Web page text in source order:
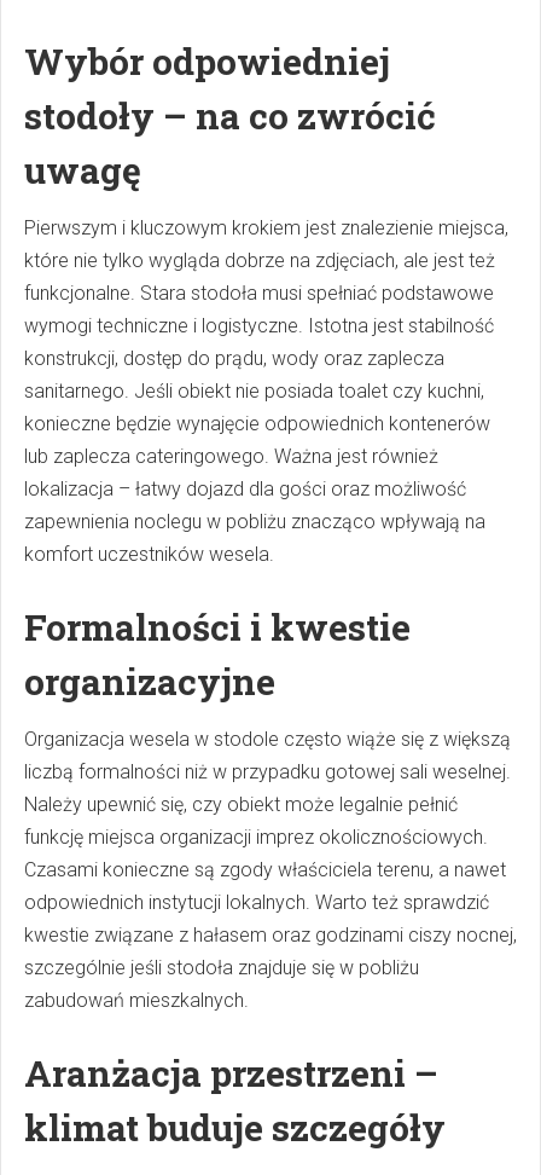
Wybór odpowiedniej
stodoły – na co zwrócić
uwagę
Pierwszym i kluczowym krokiem jest znalezienie miejsca,
które nie tylko wygląda dobrze na zdjęciach, ale jest też
funkcjonalne. Stara stodoła musi spełniać podstawowe
wymogi techniczne i logistyczne. Istotna jest stabilność
konstrukcji, dostęp do prądu, wody oraz zaplecza
sanitarnego. Jeśli obiekt nie posiada toalet czy kuchni,
konieczne będzie wynajęcie odpowiednich kontenerów
lub zaplecza cateringowego. Ważna jest również
lokalizacja – łatwy dojazd dla gości oraz możliwość
zapewnienia noclegu w pobliżu znacząco wpływają na
komfort uczestników wesela.
Formalności i kwestie
organizacyjne
Organizacja wesela w stodole często wiąże się z większą
liczbą formalności niż w przypadku gotowej sali weselnej.
Należy upewnić się, czy obiekt może legalnie pełnić
funkcję miejsca organizacji imprez okolicznościowych.
Czasami konieczne są zgody właściciela terenu, a nawet
odpowiednich instytucji lokalnych. Warto też sprawdzić
kwestie związane z hałasem oraz godzinami ciszy nocnej,
szczególnie jeśli stodoła znajduje się w pobliżu
zabudowań mieszkalnych.
Aranżacja przestrzeni –
klimat buduje szczegóły